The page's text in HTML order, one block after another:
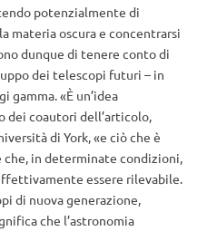
potenzialmente di
materia oscura e concentrarsi
dunque di tenere conto di
dei telescopi futuri – in
gamma. «È un’idea
dei coautori dell’articolo,
di York, «e ciò che è
che, in determinate condizioni,
essere rilevabile.
di nuova generazione,
che l’astronomia